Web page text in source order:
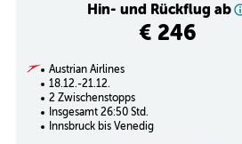
Hin- und Rückflug ab
€ 246
Austrian Airlines
18.12.-21.12.
2 Zwischenstopps
Insgesamt 26:50 Std.
Innsbruck bis Venedig